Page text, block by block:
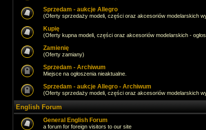
Sprzedam - aukcje Allegro
(Oferty sprzedaży modeli, części oraz akcesoriów modelarskich
Kupię
(Oferty kupna modeli, części oraz akcesoriów modelarskich -
Zamienię
(Oferty zamiany)
Sprzedam - Archiwum
Miejsce na ogłoszenia nieaktualne.
Sprzedam - aukcje Allegro - Archiwum
(Oferty sprzedaży modeli, części oraz akcesoriów modelarskich
English Forum
General English Forum
a forum for foreign visitors to our site